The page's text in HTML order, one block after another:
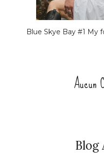
Blue Skye Bay #1 My
Aucun
Blog